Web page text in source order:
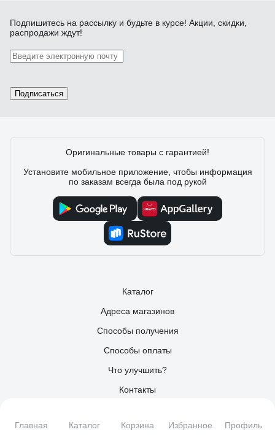
Главная Каталог Корзина Избранное Профиль
Подпишитесь на рассылку и будьте в курсе! Акции, скидки,
распродажи ждут!
Подписаться
Оригинальные товары с гарантией!
Установите мобильное приложение, чтобы информация
по заказам всегда была под рукой
Каталог
Адреса магазинов
Способы получения
Способы оплаты
Что улучшить?
Контакты
Поставщикам